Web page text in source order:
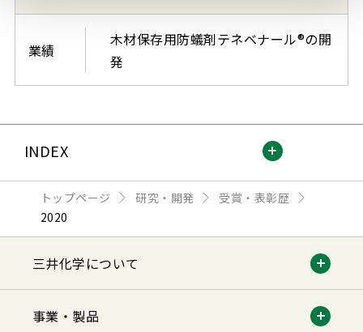
業績
木材保存用防蟻剤テネベナール®の開
発
INDEX
トップページ 研究・開発
受賞・表彰歴
2020
三井化学について
事業・製品